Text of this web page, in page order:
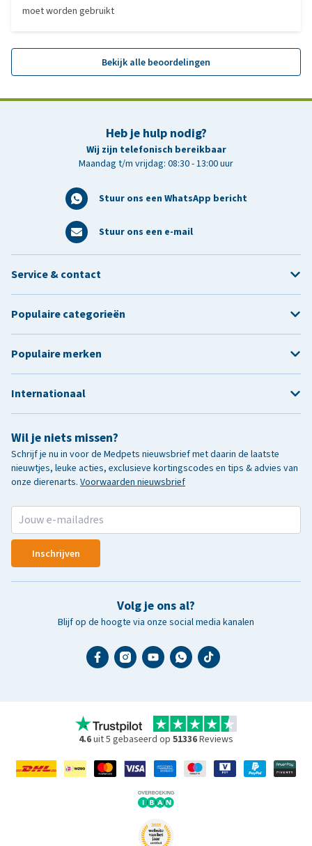
moet worden gebruikt
Bekijk alle beoordelingen
Heb je hulp nodig?
Wij zijn telefonisch bereikbaar
Maandag t/m vrijdag: 08:30 - 13:00 uur
Stuur ons een WhatsApp bericht
Stuur ons een e-mail
Wil je niets missen?
Schrijf je nu in voor de Medpets nieuwsbrief met daarin de laatste
nieuwtjes, leuke acties, exclusieve kortingscodes en tips & advies van
onze dierenarts. Voorwaarden nieuwsbrief
Inschrijven
Volg je ons al?
Blijf op de hoogte via onze social media kanalen
Service & contact
Populaire categorieën
Populaire merken
Internationaal
4.6uit 5 gebaseerd op 51336Reviews